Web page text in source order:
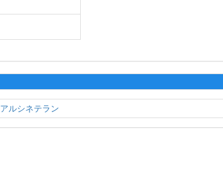
アルシネテラン